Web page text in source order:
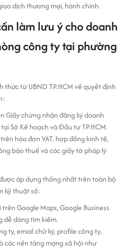
dịch thương mại, hành chính.
làm lưu ý cho doanh
công ty tại phường
thức từ UBND TP.HCM về quyết định
Giấy chứng nhận đăng ký doanh
Sở Kế hoạch và Đầu tư TP.HCM.
hóa đơn VAT, hợp đồng kinh tế,
báo thuế và các giấy tờ pháp lý
áp dụng thống nhất trên toàn bộ
kỹ thuật số:
Google Maps, Google Business
dễ dàng tìm kiếm.
ty, email chữ ký, profile công ty,
các nền tảng mạng xã hội như